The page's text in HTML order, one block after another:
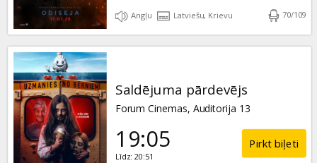
Angļu Latviešu, Krievu 70/109
Saldējuma pārdevējs
Forum Cinemas, Auditorija 13
19:05
Līdz: 20:51
Pirkt biļeti